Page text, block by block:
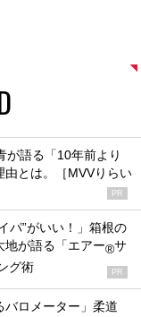
が語る「10年前より
由とは。［MVVりらい
PR
パ”がいい！」箱根の
地が語る「エアー®サ
グ術 PR
バロメーター」柔道